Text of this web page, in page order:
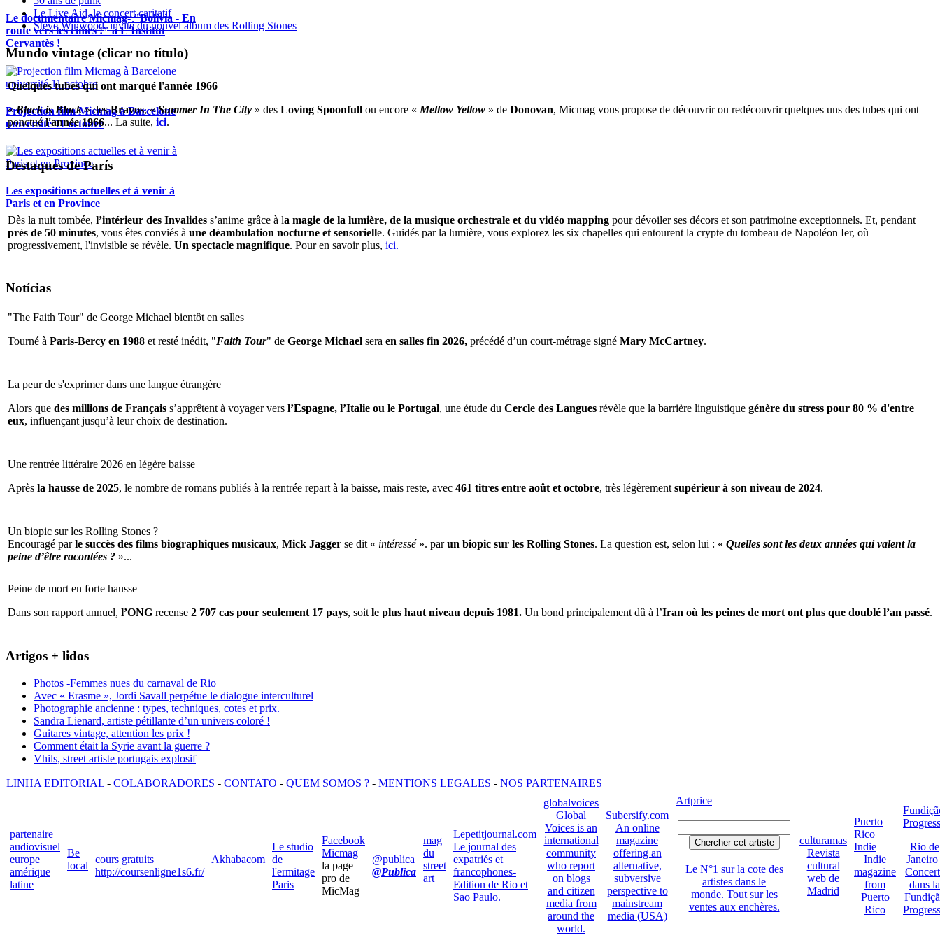
Le documentaire Micmag- "Bolivia - En
route vers les cimes !" à L'Institut
Cervantès !
Projection film Micmag à Barcelone
université 11 octobre
Les expositions actuelles et à venir à
Paris et en Province
Le Live Aid, le concert caritatif
Steve Winwood, invité du nouvel album des Rolling Stones
Mundo vintage (clicar no título)
Quelques tubes qui ont marqué l'année 1966
«Black is Black» desBravos, «Summer In The City » des Loving Spoonfull ou encore « Mellow Yellow » de Donovan, Micmag vous propose de découvrir ou redécouvrir quelques uns des tubes qui ont
ponctuél'année 1966... La suite, ici.
Destaques de París
Dès la nuit tombée, l’intérieur des Invalides s’anime grâce à la magie de la lumière, de la musique orchestrale et du vidéo mapping pour dévoiler ses décors et son patrimoine exceptionnels. Et, pendant
près de 50 minutes, vous êtes conviés à une déambulation nocturne et sensorielle. Guidés par la lumière, vous explorez les six chapelles qui entourent la crypte du tombeau de Napoléon Ier, où
progressivement, l'invisible se révèle. Un spectacle magnifique. Pour en savoir plus, ici.
Notícias
"The Faith Tour" de George Michael bientôt en salles
Tourné à Paris-Bercy en 1988 et resté inédit, "Faith Tour" de George Michael sera en salles fin 2026, précédé d’un court-métrage signé Mary McCartney.
La peur de s'exprimer dans une langue étrangère
Alors que des millions de Français s’apprêtent à voyager vers l’Espagne, l’Italie ou le Portugal, une étude du Cercle des Langues révèle que la barrière linguistique génère du stress pour 80 % d'entre
eux, influençant jusqu’à leur choix de destination.
Une rentrée littéraire 2026 en légère baisse
Après la hausse de 2025, le nombre de romans publiés à la rentrée repart à la baisse, mais reste, avec 461 titres entre août et octobre, très légèrement supérieur à son niveau de 2024.
Un biopic sur les Rolling Stones ?
Encouragé parle succès des films biographiques musicaux, Mick Jagger se dit « intéressé ». parun biopic sur les Rolling Stones. La question est, selon lui : « Quelles sont les deux années qui valent la
peine d’être racontées ? »...
Peine de mort en forte hausse
Dans son rapport annuel, l’ONG recense 2 707 cas pour seulement 17 pays, soit le plus haut niveau depuis 1981. Un bond principalement dû à l’Iran où les peines de mort ont plus que doublé l’an passé.
Artigos + lidos
Photos -Femmes nues du carnaval de Rio
Avec « Erasme », Jordi Savall perpétue le dialogue interculturel
Photographie ancienne : types, techniques, cotes et prix.
Sandra Lienard, artiste pétillante d’un univers coloré !
Guitares vintage, attention les prix !
Comment était la Syrie avant la guerre ?
Vhils, street artiste portugais explosif
LINHA EDITORIAL - COLABORADORES - CONTATO - QUEM SOMOS ? - MENTIONS LEGALES - NOS PARTENAIRES
partenaire
audiovisuel
europe
amérique
latine
Be
local
cours gratuits
http://coursenligne1s6.fr/
Akhabacom
Le studio
de
l'ermitage
Paris
Facebook
Micmag
la page
pro de
MicMag
@publica
@Publica
mag
du
street
art
Lepetitjournal.com
Le journal des
expatriés et
francophones-
Edition de Rio et
Sao Paulo.
globalvoices
Global
Voices is an
international
community
who report
on blogs
and citizen
media from
around the
world.
Subersify.com
An online
magazine
offering an
alternative,
subversive
perspective to
mainstream
media (USA)
Artprice
Le N°1 sur la cote des
artistes dans le
monde. Tout sur les
ventes aux enchères.
culturamas
Revista
cultural
web de
Madrid
Puerto
Rico
Indie
Indie
magazine
from
Puerto
Rico
Rio de
Janeiro
dans la